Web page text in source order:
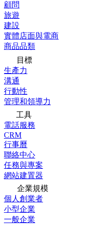
顧問
旅遊
建設
實體店面與電商
商品品類
目標
生產力
溝通
行動性
管理和領導力
工具
電話服務
CRM
行事曆
聯絡中心
任務與專案
網站建置器
企業規模
個人創業者
小型企業
一般企業